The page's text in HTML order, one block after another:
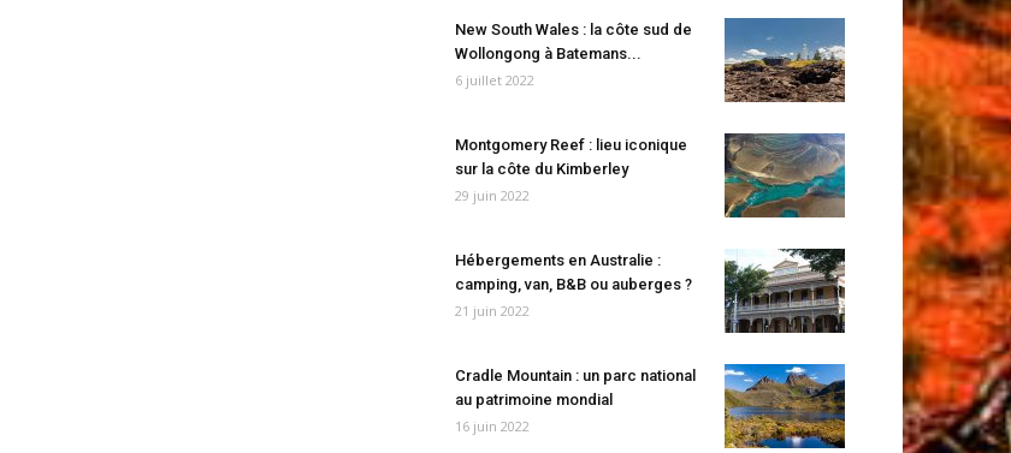
New South Wales : la côte sud de
Wollongong à Batemans...
6 juillet 2022
Montgomery Reef : lieu iconique
sur la côte du Kimberley
29 juin 2022
Hébergements en Australie :
camping, van, B&B ou auberges ?
21 juin 2022
Cradle Mountain : un parc national
au patrimoine mondial
16 juin 2022